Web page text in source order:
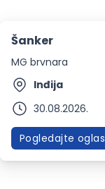
Šanker
MG brvnara
Inđija
30.08.2026.
Pogledajte oglas